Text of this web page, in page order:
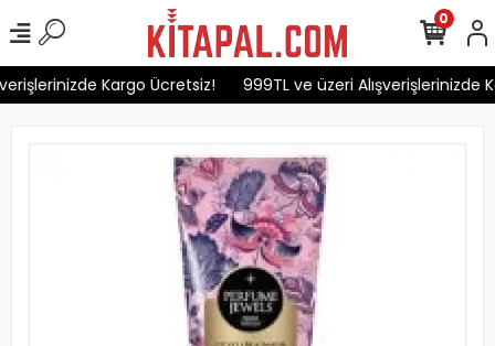
Kargo Ücretsiz! 999TL ve üzeri Alışverişlerinizde
0